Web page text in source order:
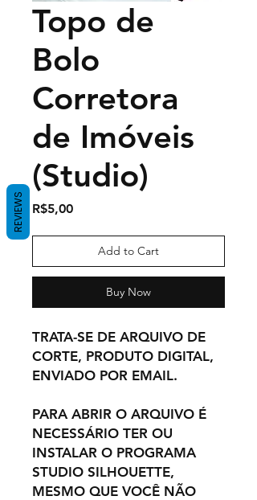
Topo de
Bolo
Corretora
de Imóveis
(Studio)
R$5,00Price
Add to Cart
Buy Now
TRATA-SE DE ARQUIVO DE
CORTE, PRODUTO DIGITAL,
ENVIADO POR EMAIL.
PARA ABRIR O ARQUIVO É
NECESSÁRIO TER OU
INSTALAR O PROGRAMA
STUDIO SILHOUETTE,
MESMO QUE VOCÊ NÃO
REVIEWS